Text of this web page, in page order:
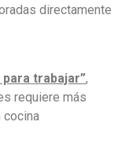
directamente
para trabajar”,
requiere más
cocina